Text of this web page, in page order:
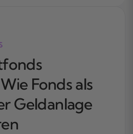
Fonds als
Geldanlage